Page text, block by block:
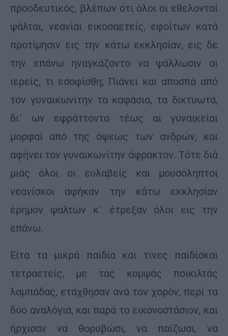
προοδευτικός, βλέπων ότι όλοι οι εθελονταί
ψάλται, νεανίαι εικοσαετείς, εφοίτων κατά
προτίμησιν εις την κάτω εκκλησίαν, εις δε
την επάνω ηναγκάζοντο να ψάλλωσιν οι
ιερείς, τι εσοφίσθη; Πιάνει και αποσπά από
τον γυναικωνίτην τα καφάσια, τα δικτυωτά,
δι᾽ ων εφράττοντο τέως αι γυναικείαι
μορφαί από της όψεως των ανδρών, και
αφήνει τον γυναικωνίτην άφρακτον. Τότε διά
μιάς όλοι οι ευλαβείς και μουσόληπτοι
νεανίσκοι αφήκαν την κάτω εκκλησίαν
έρημον ψαλτών κ᾽ έτρεξαν όλοι εις την
επάνω.
Είτα τα μικρά παιδία και τινες παιδίσκαι
τετραετείς, με τας κομψάς ποικιλτάς
λαμπάδας, ετάχθησαν ανά τον χορόν, περί τα
δύο αναλόγια, και παρά το εικονοστάσιον, και
ήρχισαν να θορυβώσι, να παίζωσι, να